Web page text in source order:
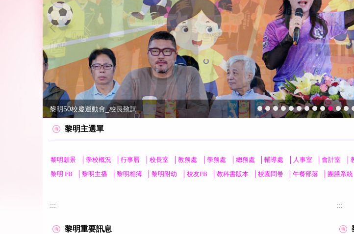
黎明50校慶運動會_生日快樂
黎明主選單
黎明願景 學校概況 行事曆 校長室 教務處 學務處 總務處 輔導處 人事室 會計室
黎明 FB
黎明主播 黎明相簿 黎明附幼 校友FB 教科書版本 校園問卷 午餐部落 團膳系統
:::
黎明重要訊息
:::